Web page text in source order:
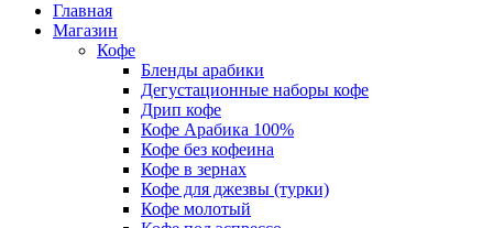
Главная
Магазин
Кофе
Бленды арабики
Дегустационные наборы кофе
Дрип кофе
Кофе Арабика 100%
Кофе без кофеина
Кофе в зернах
Кофе для джезвы (турки)
Кофе молотый